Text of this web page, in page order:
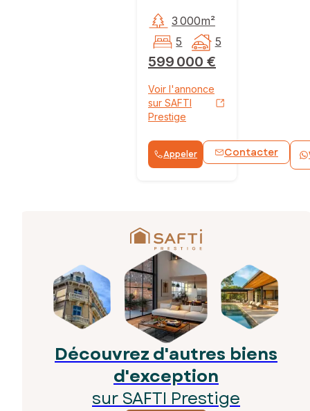
599 000 €
3 000m²
5
5
Voir l'annonce
sur SAFTI
Prestige
Appeler Contacter
Découvrez d'autres biens
d'exception
sur SAFTI Prestige